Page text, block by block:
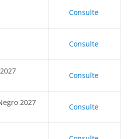
Consulte
Consulte
Consulte
2027 Consulte